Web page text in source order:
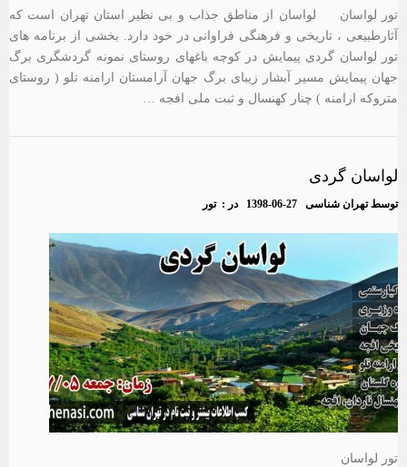
تور لواسان لواسان از مناطق جذاب و بی نظیر استان تهران است که
آثارطبیعی ، تاریخی و فرهنگی فراوانی در خود دارد. بخشی از برنامه های
تور لواسان گردی پیمایش در کوچه باغهای روستای نمونه گردشگری برگ
جهان پیمایش مسیر آبشار زیبای برگ جهان آرامستان ارامنه تلو ( روستای
متروکه ارامنه ) چنار کهنسال و ثبت ملی افجه …
لواسان گردی
توسطتهران شناسی 1398-06-27 در :تور
تور لواسان